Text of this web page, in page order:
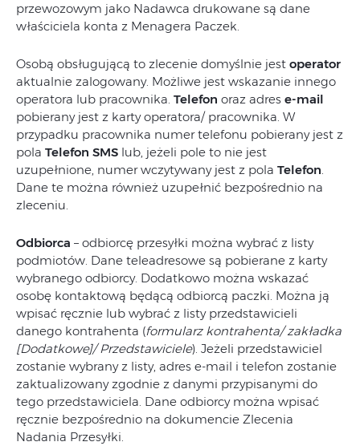
przewozowym jako Nadawca drukowane są dane
właściciela konta z Menagera Paczek.
Osobą obsługującą to zlecenie domyślnie jest operator
aktualnie zalogowany. Możliwe jest wskazanie innego
operatora lub pracownika. Telefon oraz adres e-mail
pobierany jest z karty operatora/ pracownika. W
przypadku pracownika numer telefonu pobierany jest z
pola Telefon SMS lub, jeżeli pole to nie jest
uzupełnione, numer wczytywany jest z pola Telefon.
Dane te można również uzupełnić bezpośrednio na
zleceniu.
Odbiorca – odbiorcę przesyłki można wybrać z listy
podmiotów. Dane teleadresowe są pobierane z karty
wybranego odbiorcy. Dodatkowo można wskazać
osobę kontaktową będącą odbiorcą paczki. Można ją
wpisać ręcznie lub wybrać z listy przedstawicieli
danego kontrahenta (formularz kontrahenta/ zakładka
[Dodatkowe]/ Przedstawiciele). Jeżeli przedstawiciel
zostanie wybrany z listy, adres e-mail i telefon zostanie
zaktualizowany zgodnie z danymi przypisanymi do
tego przedstawiciela. Dane odbiorcy można wpisać
ręcznie bezpośrednio na dokumencie Zlecenia
Nadania Przesyłki.